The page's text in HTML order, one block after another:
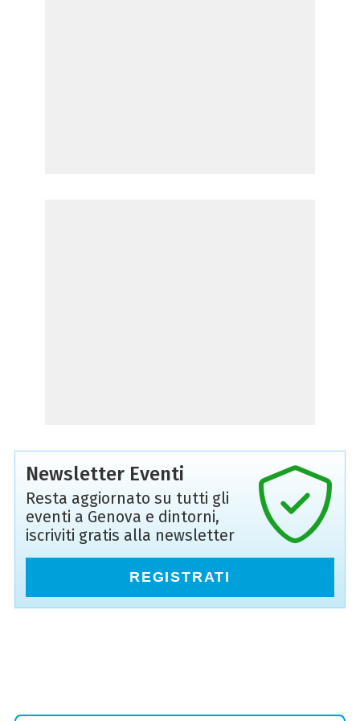
Newsletter Eventi
Resta aggiornato su tutti gli
eventi a Genova e dintorni,
iscriviti gratis alla newsletter
REGISTRATI